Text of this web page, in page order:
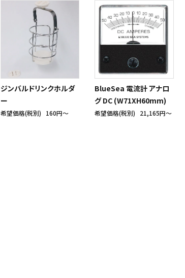
ジンバルドリンクホルダ
ー
希望価格(税別) 160円〜
BlueSea 電流計 アナロ
グ DC (W71XH60mm)
希望価格(税別) 21,165円〜